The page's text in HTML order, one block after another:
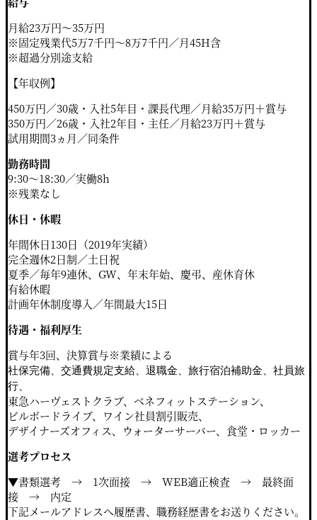
⽉給23万円〜35万円
※固定残業代5万7千円〜8万7千円／⽉45H含
※超過分別途⽀給
【年収例】
450万円／30歳・⼊社5年⽬・課⻑代理／⽉給35万円＋賞与
350万円／26歳・⼊社2年⽬・主任／⽉給23万円＋賞与
試⽤期間3ヵ⽉／同条件
勤務時間
9:30〜18:30／実働8h
※残業なし
休⽇・休暇
年間休⽇130⽇（2019年実績）
完全週休2⽇制／⼟⽇祝
夏季／毎年9連休、GW、年末年始、慶弔、産休育休
有給休暇
計画年休制度導⼊／年間最⼤15⽇
待遇・福利厚⽣
賞与年3回、決算賞与※業績による
社保完備、交通費規定⽀給、退職⾦、旅行宿泊補助⾦、社員旅
⾏、
東急ハーヴェストクラブ、ベネフィットステーション、
ビルボードライブ、ワイン社員割引販売、
デザイナーズオフィス、ウォーターサーバー、⾷堂・ロッカー
選考プロセス
▼書類選考 → 1次⾯接 → WEB適正検査 → 最終面
接 → 内定
下記メールアドレスへ履歴書、職務経歴書をお送りください。